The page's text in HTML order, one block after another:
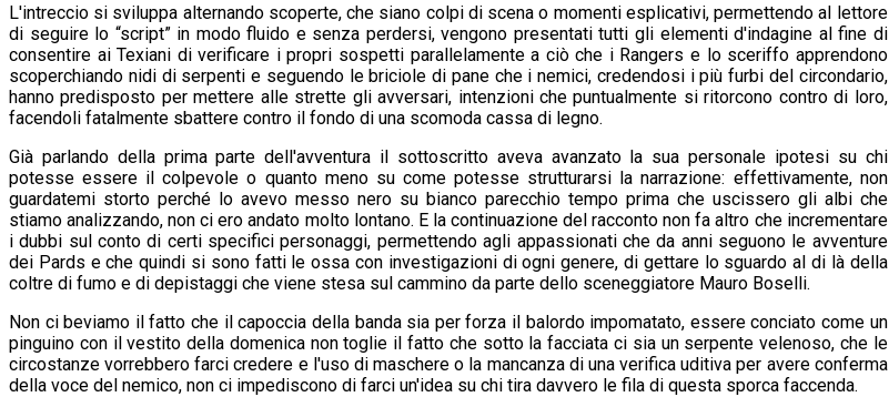
L'intreccio si sviluppa alternando scoperte, che siano colpi di scena o momenti esplicativi, permettendo al lettore
di seguire lo “script” in modo fluido e senza perdersi, vengono presentati tutti gli elementi d'indagine al fine di
consentire ai Texiani di verificare i propri sospetti parallelamente a ciò che i Rangers e lo sceriffo apprendono
scoperchiando nidi di serpenti e seguendo le briciole di pane che i nemici, credendosi i più furbi del circondario,
hanno predisposto per mettere alle strette gli avversari, intenzioni che puntualmente si ritorcono contro di loro,
facendoli fatalmente sbattere contro il fondo di una scomoda cassa di legno.
Già parlando della prima parte dell'avventura il sottoscritto aveva avanzato la sua personale ipotesi su chi
potesse essere il colpevole o quanto meno su come potesse strutturarsi la narrazione: effettivamente, non
guardatemi storto perché lo avevo messo nero su bianco parecchio tempo prima che uscissero gli albi che
stiamo analizzando, non ci ero andato molto lontano. E la continuazione del racconto non fa altro che incrementare
i dubbi sul conto di certi specifici personaggi, permettendo agli appassionati che da anni seguono le avventure
dei Pards e che quindi si sono fatti le ossa con investigazioni di ogni genere, di gettare lo sguardo al di là della
coltre di fumo e di depistaggi che viene stesa sul cammino da parte dello sceneggiatore Mauro Boselli.
Non ci beviamo il fatto che il capoccia della banda sia per forza il balordo impomatato, essere conciato come un
pinguino con il vestito della domenica non toglie il fatto che sotto la facciata ci sia un serpente velenoso, che le
circostanze vorrebbero farci credere e l'uso di maschere o la mancanza di una verifica uditiva per avere conferma
della voce del nemico, non ci impediscono di farci un'idea su chi tira davvero le fila di questa sporca faccenda.